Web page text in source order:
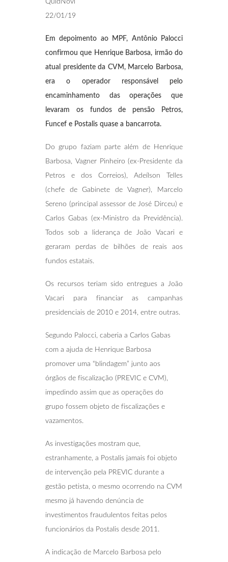
22/01/19
Em depoimento ao MPF, Antônio Palocci
confirmou que Henrique Barbosa, irmão do
atual presidente da CVM, Marcelo Barbosa,
era o operador responsável pelo
encaminhamento das operações que
levaram os fundos de pensão Petros,
Funcef e Postalis quase a bancarrota.
Do grupo faziam parte além de Henrique
Barbosa, Vagner Pinheiro (ex-Presidente da
Petros e dos Correios), Adeílson Telles
(chefe de Gabinete de Vagner), Marcelo
Sereno (principal assessor de José Dirceu) e
Carlos Gabas (ex-Ministro da Previdência).
Todos sob a liderança de João Vacari e
geraram perdas de bilhões de reais aos
fundos estatais.
Os recursos teriam sido entregues a João
Vacari para financiar as campanhas
presidenciais de 2010 e 2014, entre outras.
Segundo Palocci, caberia a Carlos Gabas
com a ajuda de Henrique Barbosa
promover uma “blindagem” junto aos
órgãos de fiscalização (PREVIC e CVM),
impedindo assim que as operações do
grupo fossem objeto de fiscalizações e
vazamentos.
As investigações mostram que,
estranhamente, a Postalis jamais foi objeto
de intervenção pela PREVIC durante a
gestão petista, o mesmo ocorrendo na CVM
mesmo já havendo denúncia de
investimentos fraudulentos feitas pelos
funcionários da Postalis desde 2011.
A indicação de Marcelo Barbosa pelo